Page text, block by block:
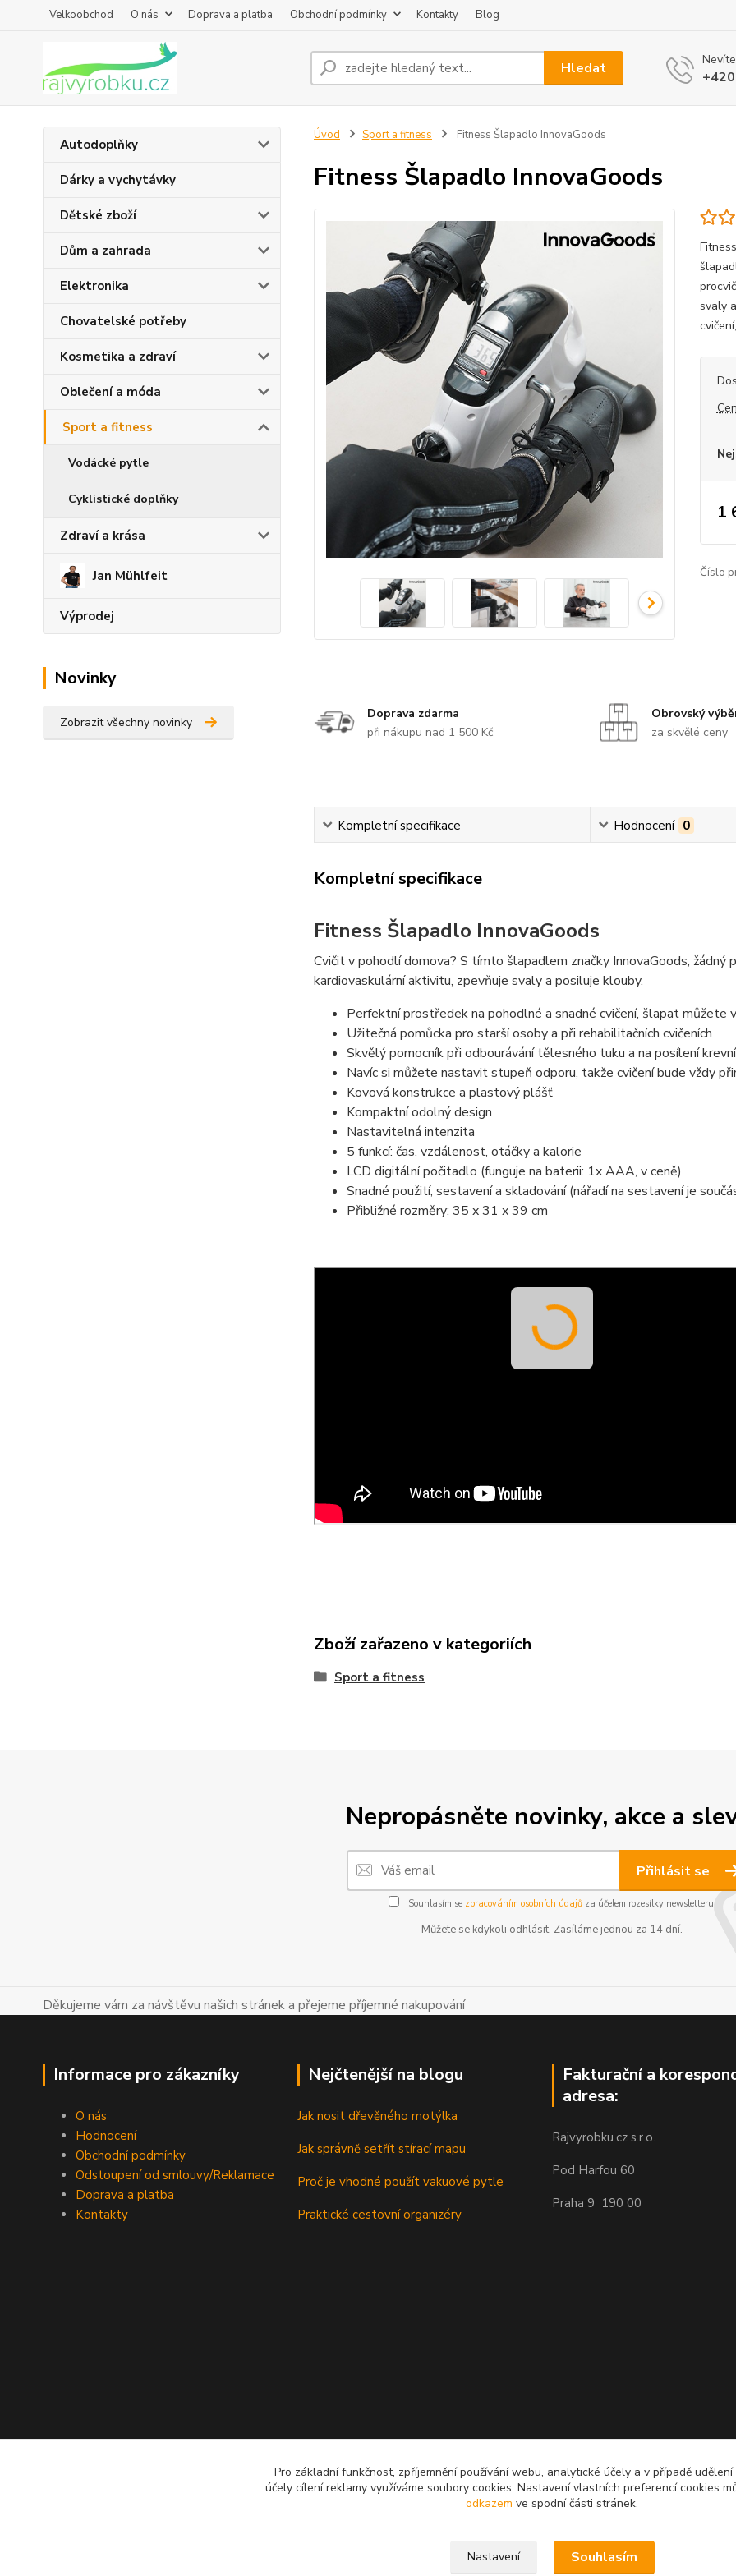
Velkoobchod O nás Doprava a platba Obchodní podmínky Kontakty Blog
Hledat
Autodoplňky
Dárky a vychytávky
Dětské zboží
Dům a zahrada
Elektronika
Chovatelské potřeby
Kosmetika a zdraví
Oblečení a móda
Sport a fitness
Vodácké pytle
Cyklistické doplňky
Zdraví a krása
Jan Mühlfeit
Výprodej
Novinky
Zobrazit všechny novinky
Úvod Sport a fitness Fitness Šlapadlo InnovaGoods
Fitness Šlapadlo InnovaGoods
svaly
1
Číslo
Doprava zdarma
při nákupu nad 1 500 Kč
Obrovský
za skvělé ceny
Kompletní specifikace Hodnocení 0
Kompletní specifikace
Fitness Šlapadlo InnovaGoods
Cvičit v pohodlí domova? S tímto šlapadlem značky InnovaGoods, žádný
kardiovaskulární aktivitu, zpevňuje svaly a posiluje klouby.
Perfektní prostředek na pohodlné a snadné cvičení, šlapat můžete
Užitečná pomůcka pro starší osoby a při rehabilitačních cvičeních
Skvělý pomocník při odbourávání tělesného tuku a na posílení
Navíc si můžete nastavit stupeň odporu, takže cvičení bude vždy
Kovová konstrukce a plastový plášť
Kompaktní odolný design
Nastavitelná intenzita
5 funkcí: čas, vzdálenost, otáčky a kalorie
LCD digitální počitadlo (funguje na baterii: 1x AAA, v ceně)
Snadné použití, sestavení a skladování (nářadí na sestavení je
Přibližné rozměry: 35 x 31 x 39 cm
Zboží zařazeno v kategoriích
Sport a fitness
Nepropásněte novinky, akce a
Přihlásit se
Souhlasím se zpracováním osobních údajůza účelem rozesílky newsletteru.
Můžete se kdykoli odhlásit. Zasíláme jednou za 14 dní.
Děkujeme vám za návštěvu našich stránek a přejeme příjemné nakupování
Informace pro zákazníky
O nás
Hodnocení
Obchodní podmínky
Odstoupení od smlouvy/Reklamace
Doprava a platba
Kontakty
Nejčtenější na blogu
Jak nosit dřevěného motýlka
Jak správně setřít stírací mapu
Proč je vhodné použít vakuové pytle
Praktické cestovní organizéry
Fakturační a
adresa:
Rajvyrobku.cz s.r.o.
Pod Harfou 60
Praha 9 190 00
Pro základní funkčnost, zpříjemnění používání webu, analytické účely a v případě
účely cílení reklamy využíváme soubory cookies. Nastavení vlastních preferencí cookies
odkazem ve spodní části stránek.
Nastavení Souhlasím